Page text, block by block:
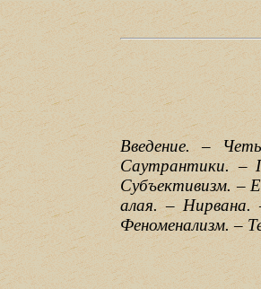
Введение. –
Саутрантики. –
Субъективизм. –
алая. – Нирвана.
Феноменализм. –